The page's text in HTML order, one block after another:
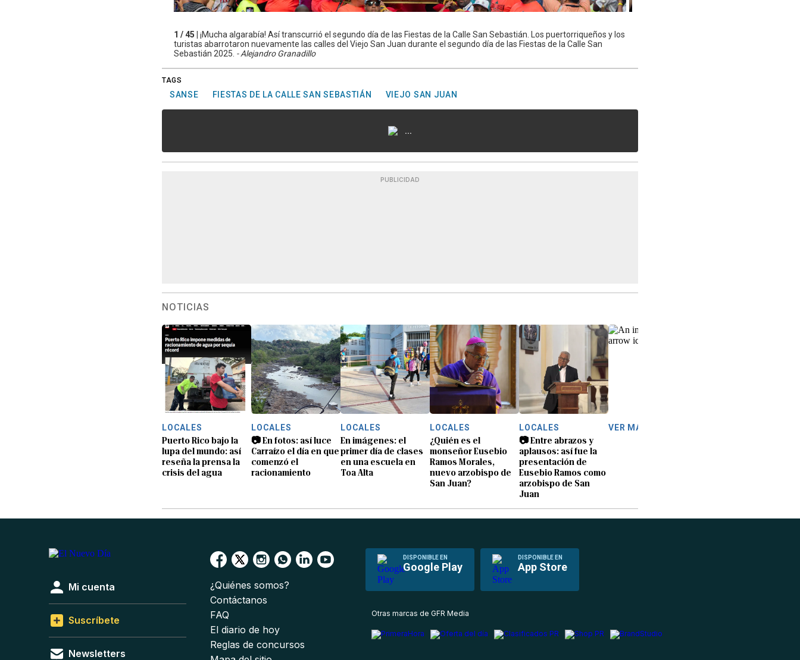
1 / 45 | ¡Mucha algarabía! Así transcurrió el segundo día de las Fiestas de la Calle San Sebastián. Los puertorriqueños y los
turistas abarrotaron nuevamente las calles del Viejo San Juan durante el segundo día de las Fiestas de la Calle San
Sebastián 2025. - Alejandro Granadillo
TAGS
SANSE FIESTAS DE LA CALLE SAN SEBASTIÁN VIEJO SAN JUAN
...
PUBLICIDAD
NOTICIAS
LOCALES
Puerto Rico bajo la
lupa del mundo: así
reseña la prensa la
crisis del agua
LOCALES
📷 En fotos: así luce
Carraízo el día en que
comenzó el
racionamiento
LOCALES
En imágenes: el
primer día de clases
en una escuela en
Toa Alta
LOCALES
¿Quién es el
monseñor Eusebio
Ramos Morales,
nuevo arzobispo de
San Juan?
LOCALES
📷 Entre abrazos y
aplausos: así fue la
presentación de
Eusebio Ramos como
arzobispo de San
Juan
VER MÁS
DISPONIBLE EN
Google Play
DISPONIBLE EN
App Store
Mi cuenta
Suscríbete
Newsletters
¿Quiénes somos?
Contáctanos
FAQ
El diario de hoy
Reglas de concursos
Otras marcas de GFR Media